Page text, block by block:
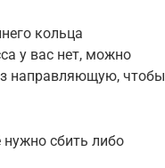
кольца
у вас нет, можно
направляющую, чтобы
сбить либо